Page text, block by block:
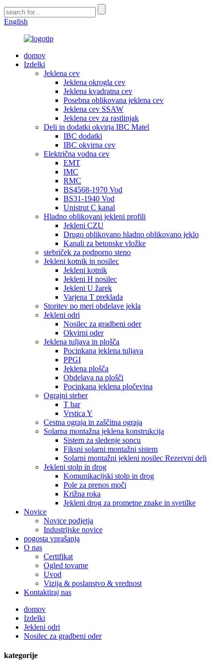
English
domov
Izdelki
Jeklena cev
Jeklena okrogla cev
Jeklena kvadratna cev
Posebna oblikovana jeklena cev
Jeklena cev SSAW
Jeklena cev za rastlinjak
Deli in dodatki okvirja IBC Matel
IBC dodatki
IBC okvirna cev
Električna vodna cev
EMT
IMC
RMC
BS4568-1970 Vod
BS31-1940 Vod
Unistrut C kanal
Hladno oblikovani jekleni profili
Jekleni CZU
Drugo oblikovano hladno oblikovano jeklo
Kanali za betonske vložke
stebriček za podporno steno
Jekleni kotnik in nosilec
Jekleni kotnik
Jekleni H nosilec
Jekleni U žarek
Varjena T preklada
Storitev po meri obdelave jekla
Jekleni odri
Nosilec za gradbeni oder
Okvirni oder
Jeklena tuljava in plošča
Pocinkana jeklena tuljava
PPGI
Jeklena plošča
Obdelava na plošči
Pocinkana jeklena pločevina
Ograjni steber
T bar
Vrstica Y
Cestna ograja in zaščitna ograja
Solarna montažna jeklena konstrukcija
Sistem za sledenje soncu
Fiksni solarni montažni sistem
Solarni montažni jekleni nosilec Rezervni deli
Jekleni stolp in drog
Komunikacijski stolp in drog
Pole za prenos moči
Križna roka
Jekleni drog za prometne znake in svetilke
Novice
Novice podjetja
Industrijske novice
pogosta vprašanja
O nas
Certifikat
Ogled tovarne
Uvod
Vizija & poslanstvo & vrednost
Kontaktiraj nas
domov
Izdelki
Jekleni odri
Nosilec za gradbeni oder
kategorije